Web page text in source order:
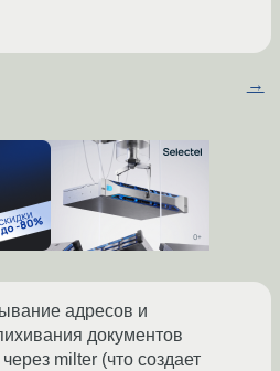
→
адресов и
документов
milter (что создает